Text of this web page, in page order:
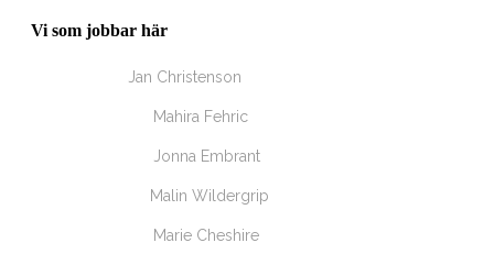
Vi som jobbar här
Jan Christenson
Mahira Fehric
Jonna Embrant
Malin Wildergrip
Marie Cheshire